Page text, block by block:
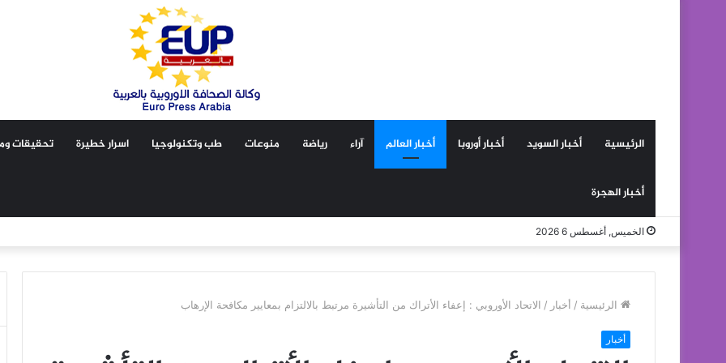
الرئيسية أخبار السويد أخبار أوروبا أخبار العالم آراء رياضة منوعات طب وتكنولوجيا اسرار خطيرة تحقيقات
أخبار الهجرة
الخميس, أغسطس 6 2026
الرئيسية / أخبار / الاتحاد الأوروبي : إعفاء الأتراك من التأشيرة مرتبط بالالتزام بمعايير مكافحة الإرهاب
أخبار